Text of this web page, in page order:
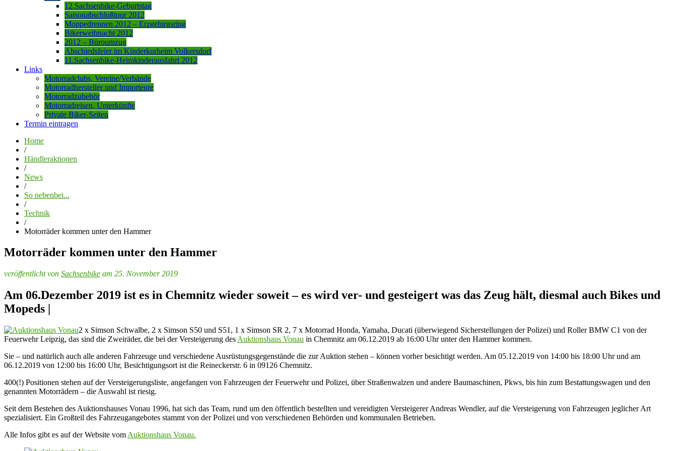
12.Sachsenbike-Geburtstag
Saisonabschlußtour 2012
Moppedrennen 2012 – Erzgebirgsring
Bikerweihnacht 2012
2012 – Büroumzug
Abschiedsfeier im Kinderkurheim Volkersdorf
11.Sachsenbike-Heimkinderausfahrt 2012
Links
Motorradclubs, Vereine/Verbände
Motorradhersteller und Importeure
Motorradzubehör
Motorradreisen, Unterkünfte
Private Biker-Seiten
Termin eintragen
Home
/
Händleraktionen
/
News
/
So nebenbei...
/
Technik
/
Motorräder kommen unter den Hammer
Motorräder kommen unter den Hammer
veröffentlicht von Sachsenbike am 25. November 2019
Am 06.Dezember 2019 ist es in Chemnitz wieder soweit – es wird ver- und gesteigert was das Zeug hält, diesmal auch Bikes und
Mopeds |
2 x Simson Schwalbe, 2 x Simson S50 und S51, 1 x Simson SR 2, 7 x Motorrad Honda, Yamaha, Ducati (überwiegend Sicherstellungen der Polizei) und Roller BMW C1 von der
Feuerwehr Leipzig, das sind die Zweiräder, die bei der Versteigerung des Auktionshaus Vonau in Chemnitz am 06.12.2019 ab 16:00 Uhr unter den Hammer kommen.
Sie – und natürlich auch alle anderen Fahrzeuge und verschiedene Ausrüstungsgegenstände die zur Auktion stehen – können vorher besichtigt werden. Am 05.12.2019 von 14:00 bis 18:00 Uhr und am
06.12.2019 von 12:00 bis 16:00 Uhr, Besichtigungsort ist die Reineckerstr. 6 in 09126 Chemnitz.
400(!) Positionen stehen auf der Versteigerungsliste, angefangen von Fahrzeugen der Feuerwehr und Polizei, über Straßenwalzen und andere Baumaschinen, Pkws, bis hin zum Bestattungswagen und den
genannten Motorrädern – die Auswahl ist riesig.
Seit dem Bestehen des Auktionshauses Vonau 1996, hat sich das Team, rund um den öffentlich bestellten und vereidigten Versteigerer Andreas Wendler, auf die Versteigerung von Fahrzeugen jeglicher Art
spezialisiert. Ein Großteil des Fahrzeugangebotes stammt von der Polizei und von verschiedenen Behörden und kommunalen Betrieben.
Alle Infos gibt es auf der Website vom Auktionshaus Vonau.